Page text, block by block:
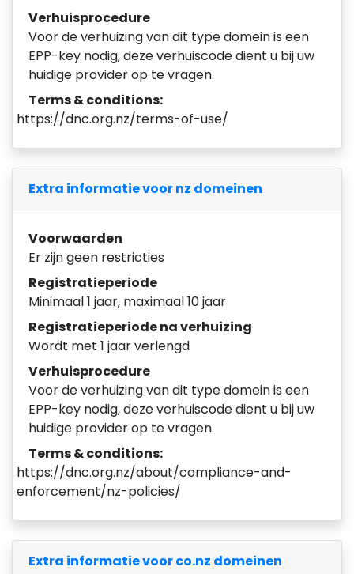
Verhuisprocedure
Voor de verhuizing van dit type domein is een
EPP-key nodig, deze verhuiscode dient u bij uw
huidige provider op te vragen.
Terms & conditions:
https://dnc.org.nz/terms-of-use/
Extra informatie voor nz domeinen
Voorwaarden
Er zijn geen restricties
Registratieperiode
Minimaal 1 jaar, maximaal 10 jaar
Registratieperiode na verhuizing
Wordt met 1 jaar verlengd
Verhuisprocedure
Voor de verhuizing van dit type domein is een
EPP-key nodig, deze verhuiscode dient u bij uw
huidige provider op te vragen.
Terms & conditions:
https://dnc.org.nz/about/compliance-and-
enforcement/nz-policies/
Extra informatie voor co.nz domeinen